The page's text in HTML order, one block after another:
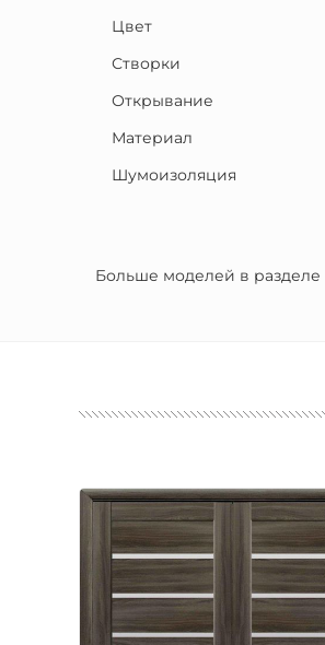
Цвет
Створки
Открывание
Материал
Шумоизоляция
Больше моделей в разделе